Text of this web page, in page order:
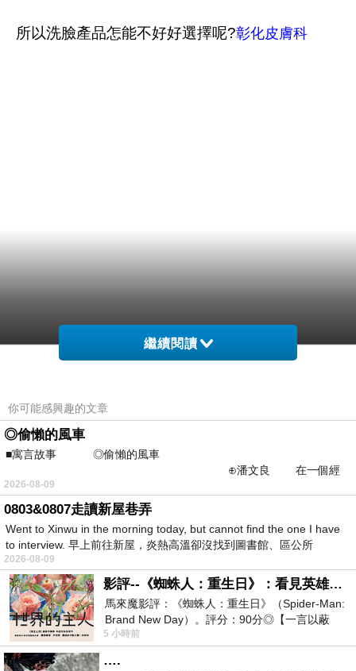
所以洗臉產品怎能不好好選擇呢?彰化皮膚科
繼續閱讀
你可能感興趣的文章
◎偷懶的風車
■寓言故事 ◎偷懶的風車
⊕潘文良 在一個經
常颳風的山丘上—&m
2026-08-09
0803&0807走讀新屋巷弄
Went to Xinwu in the morning today, but cannot find the one I have
to interview. 早上前往新屋，炎熱高溫卻沒找到圖書館、區公所
2026-08-09
影評--《蜘蛛人：重生日》：看見英雄的孤獨與重生
馬來魔影評：《蜘蛛人：重生日》（Spider-Man:
Brand New Day）。評分：90分◎【一言以蔽
之】：一個失去一切的英雄，學會放下孤獨、
5 小時前
….